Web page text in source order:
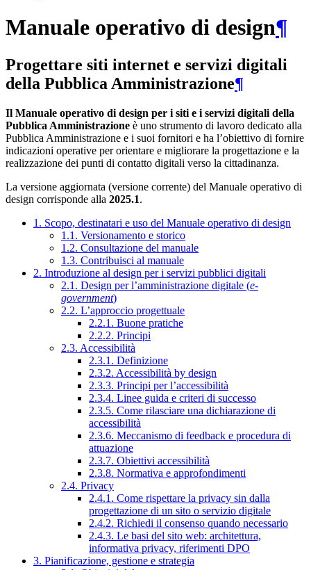
Manuale operativo di design¶
Progettare siti internet e servizi digitali
della Pubblica Amministrazione¶
Il Manuale operativo di design per i siti e i servizi digitali della
Pubblica Amministrazione è uno strumento di lavoro dedicato alla
Pubblica Amministrazione e i suoi fornitori e ha l’obiettivo di fornire
indicazioni operative per orientare e migliorare la progettazione e la
realizzazione dei punti di contatto digitali verso la cittadinanza.
La versione aggiornata (versione corrente) del Manuale operativo di
design corrisponde alla 2025.1.
1. Scopo, destinatari e uso del Manuale operativo di design
1.1. Versionamento e storico
1.2. Consultazione del manuale
1.3. Contribuisci al manuale
2. Introduzione al design per i servizi pubblici digitali
2.1. Design per l’amministrazione digitale (e-
government)
2.2. L’approccio progettuale
2.2.1. Buone pratiche
2.2.2. Principi
2.3. Accessibilità
2.3.1. Definizione
2.3.2. Accessibilità by design
2.3.3. Principi per l’accessibilità
2.3.4. Linee guida e criteri di successo
2.3.5. Come rilasciare una dichiarazione di
accessibilità
2.3.6. Meccanismo di feedback e procedura di
attuazione
2.3.7. Obiettivi accessibilità
2.3.8. Normativa e approfondimenti
2.4. Privacy
2.4.1. Come rispettare la privacy sin dalla
progettazione di un sito o servizio digitale
2.4.2. Richiedi il consenso quando necessario
2.4.3. Le basi del sito web: architettura,
informativa privacy, riferimenti DPO
3. Pianificazione, gestione e strategia